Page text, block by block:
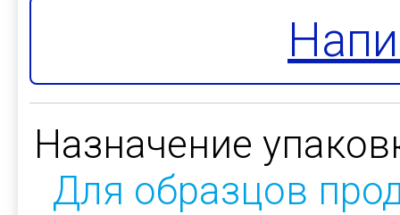
Назначение
Для образцов